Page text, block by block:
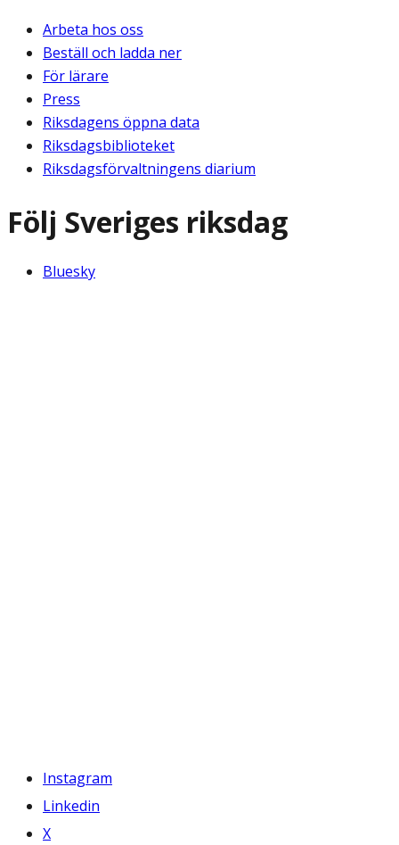
Arbeta hos oss
Beställ och ladda ner
För lärare
Press
Riksdagens öppna data
Riksdagsbiblioteket
Riksdagsförvaltningens diarium
Följ Sveriges riksdag
Bluesky
Instagram
Linkedin
X